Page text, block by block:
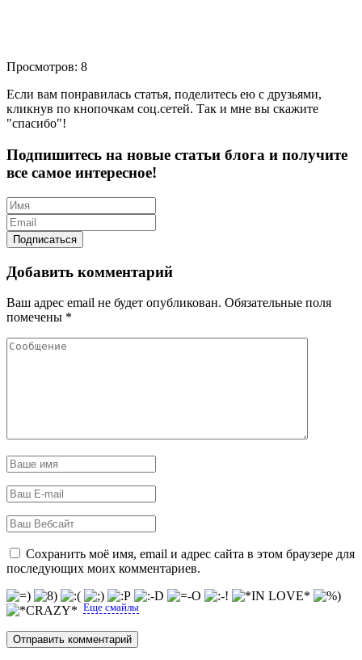
Просмотров: 8
Если вам понравилась статья, поделитесь ею с друзьями,
кликнув по кнопочкам соц.сетей. Так и мне вы скажите
"спасибо"!
Подпишитесь на новые статьи блога и получите
все самое интересное!
Добавить комментарий
Ваш адрес email не будет опубликован. Обязательные поля
помечены *
Сохранить моё имя, email и адрес сайта в этом браузере для
последующих моих комментариев.
Еще смайлы